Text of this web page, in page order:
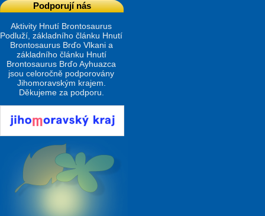
Podporují nás
Aktivity Hnutí Brontosaurus
Podluží, základního článku Hnutí
Brontosaurus Brďo Vlkani a
základního článku Hnutí
Brontosaurus Brďo Ayhuazca
jsou celoročně podporovány
Jihomoravským krajem.
Děkujeme za podporu.